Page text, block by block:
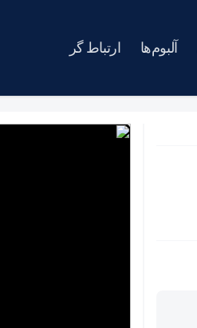
آلبوم‌ها ارتباط گر